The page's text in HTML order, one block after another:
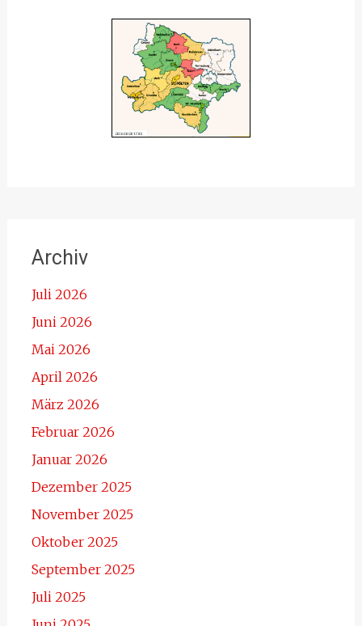
Archiv
Juli 2026
Juni 2026
Mai 2026
April 2026
März 2026
Februar 2026
Januar 2026
Dezember 2025
November 2025
Oktober 2025
September 2025
Juli 2025